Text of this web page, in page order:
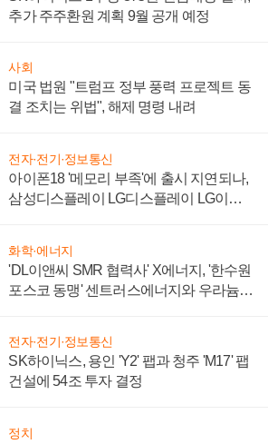
추가 주주환원 계획 9월 공개 예정
사회
미국 법원 "트럼프 정부 풍력 프로젝트 동
결 조치는 위법", 해제 명령 내려
전자·전기·정보통신
아이폰18 '메모리 부족'에 출시 지연되나,
삼성디스플레이 LG디스플레이 LG이노
화학·에너지
'DL이앤씨 SMR 협력사' X에너지, '한수원
포스코 동맹' 센트러스에너지와 우라늄
전자·전기·정보통신
SK하이닉스, 용인 'Y2' 팹과 청주 'M17' 팹
건설에 54조 투자 결정
정치